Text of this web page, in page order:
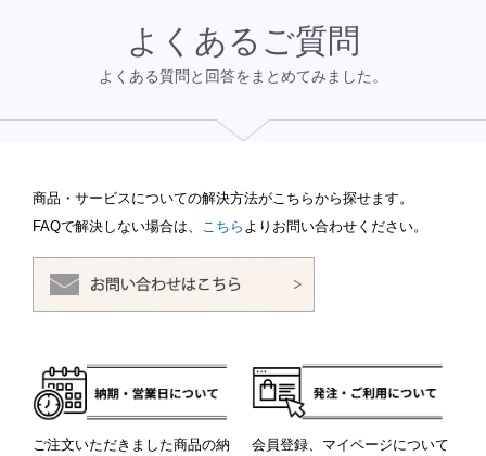
よくあるご質問
よくある質問と回答をまとめてみました。
商品・サービスについての解決方法がこちらから探せます。
FAQで解決しない場合は、
こちら よりお問い合わせください。
ご注文いただきました商品の納
会員登録、マイページについて